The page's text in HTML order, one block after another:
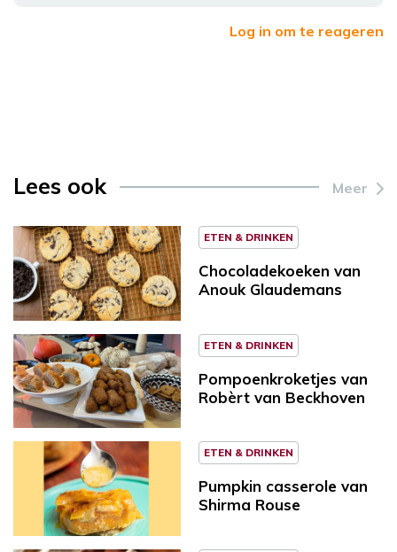
Log in om te reageren
Lees ook Meer
ETEN & DRINKEN
Chocoladekoeken van
Anouk Glaudemans
ETEN & DRINKEN
Pompoenkroketjes van
Robèrt van Beckhoven
ETEN & DRINKEN
Pumpkin casserole van
Shirma Rouse